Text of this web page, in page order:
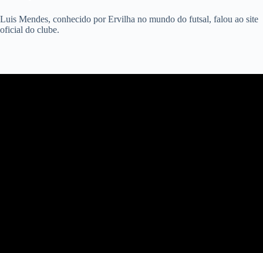
Luis Mendes, conhecido por Ervilha no mundo do futsal, falou ao site
oficial do clube.